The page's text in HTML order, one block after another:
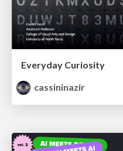
Everyday Curiosity
cassininazir